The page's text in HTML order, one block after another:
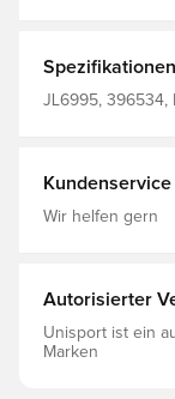
Charakteristische
Gummiprint-Logo
geschnitten
Spezifikationen
JL6995, 396534,
Kundenservice
Wir helfen gern
Autorisierter
Unisport ist ein
Marken